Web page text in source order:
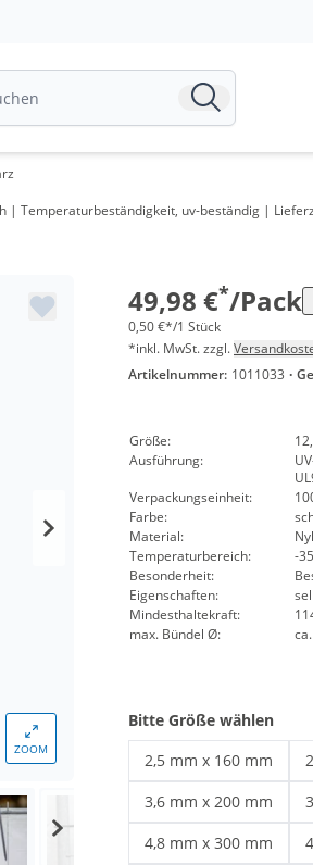
| Temperaturbeständigkeit, uv-beständig |
ZOOM
49,98 €*/Pack
ab 10 Pack
0,50 €*/1 Stück
*inkl. MwSt. zzgl.
Artikelnummer: 1011033 ·
Größe:
Ausführung:
Verpackungseinheit:
Farbe:
Material:
Temperaturbereich:
-
Besonderheit:
Eigenschaften:
Mindesthaltekraft:
max. Bündel Ø:
Bitte Größe wählen
2,5 mm x 160 mm
Kabelbinder schwarz |
3,6 mm x 200 mm
Kabelbinder schwarz |
4,8 mm x 300 mm